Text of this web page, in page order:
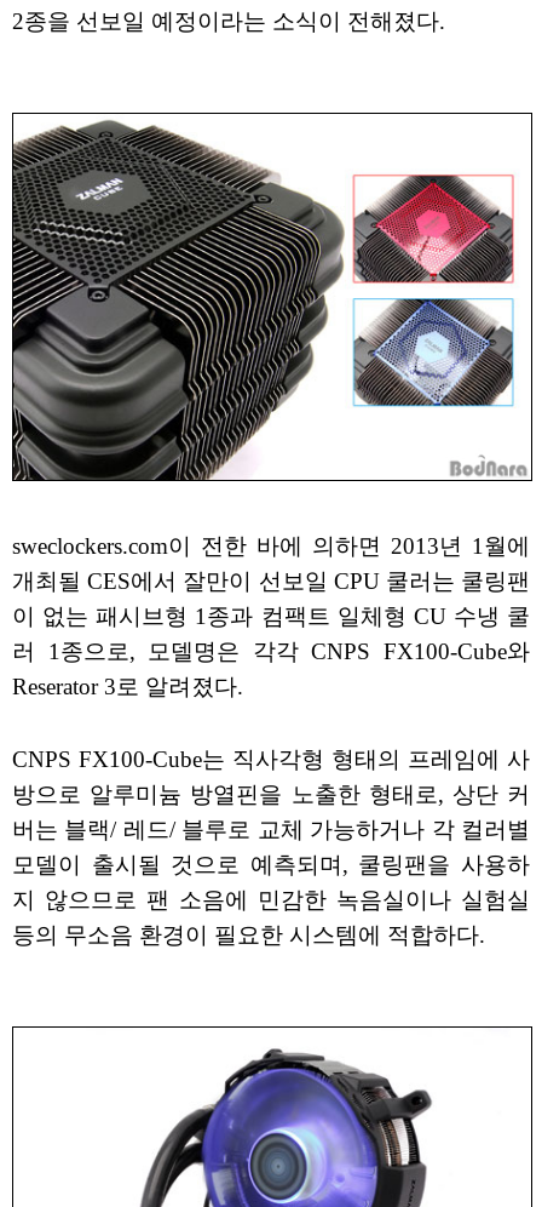
2종을 선보일 예정이라는 소식이 전해졌다.
sweclockers.com이 전한 바에 의하면 2013년 1월에
개최될 CES에서 잘만이 선보일 CPU 쿨러는 쿨링팬
이 없는 패시브형 1종과 컴팩트 일체형 CU 수냉 쿨
러 1종으로, 모델명은 각각 CNPS FX100-Cube와
Reserator 3로 알려졌다.
CNPS FX100-Cube는 직사각형 형태의 프레임에 사
방으로 알루미늄 방열핀을 노출한 형태로, 상단 커
버는 블랙/ 레드/ 블루로 교체 가능하거나 각 컬러별
모델이 출시될 것으로 예측되며, 쿨링팬을 사용하
지 않으므로 팬 소음에 민감한 녹음실이나 실험실
등의 무소음 환경이 필요한 시스템에 적합하다.